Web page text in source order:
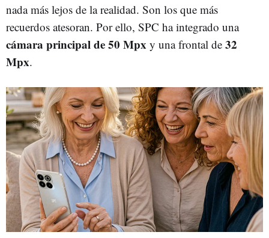
nada más lejos de la realidad. Son los que más
recuerdos atesoran. Por ello, SPC ha integrado una
cámara principal de 50 Mpx y una frontal de 32
Mpx.